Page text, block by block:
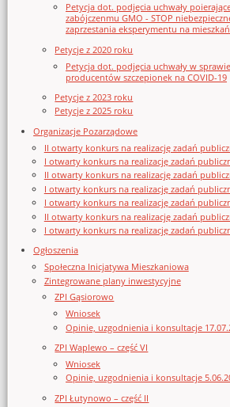
Petycja dot. podjęcia uchwały
zabójczenmu GMO - STOP
zaprzestania eksperymentu na
Petycje z 2020 roku
Petycja dot. podjęcia uchwały w
producentów szczepionek na COVID-19
Petycje z 2023 roku
Petycje z 2025 roku
Organizacje Pozarządowe
II otwarty konkurs na realizację zadań
I otwarty konkurs na realizację zadań
II otwarty konkurs na realizację zadań
I otwarty konkurs na realizację zadań
I otwarty konkurs na realizację zadań
II otwarty konkurs na realizację zadań
I otwarty konkurs na realizację zadań
Ogłoszenia
Społeczna Inicjatywa Mieszkaniowa
Zintegrowane plany inwestycyjne
ZPI Gąsiorowo
Wniosek
Opinie, uzgodnienia i konsultacje
ZPI Waplewo – część VI
Wniosek
Opinie, uzgodnienia i konsultacje
ZPI Łutynowo – część II